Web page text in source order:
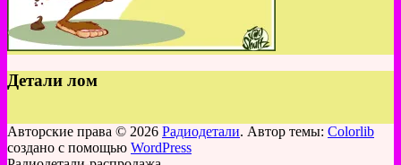
Детали лом
Авторские права © 2026 Радиодетали. Автор темы: Colorlib
создано с помощью WordPress